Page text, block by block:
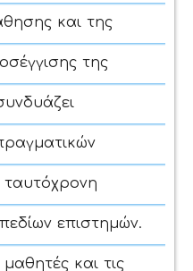
και της
της
επιστημών.
και τις